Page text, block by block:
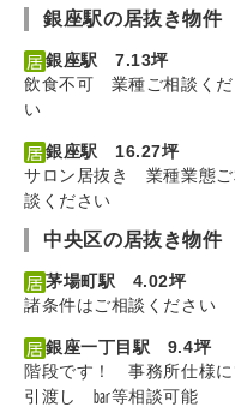
銀座駅の居抜き物件
銀座駅 7.13坪
飲食不可 業種ご相談くだ
い
銀座駅 16.27坪
サロン居抜き 業種業態ご
談ください
中央区の居抜き物件
茅場町駅 4.02坪
諸条件はご相談ください
銀座一丁目駅 9.4坪
階段です！ 事務所仕様に
引渡し ㍴等相談可能